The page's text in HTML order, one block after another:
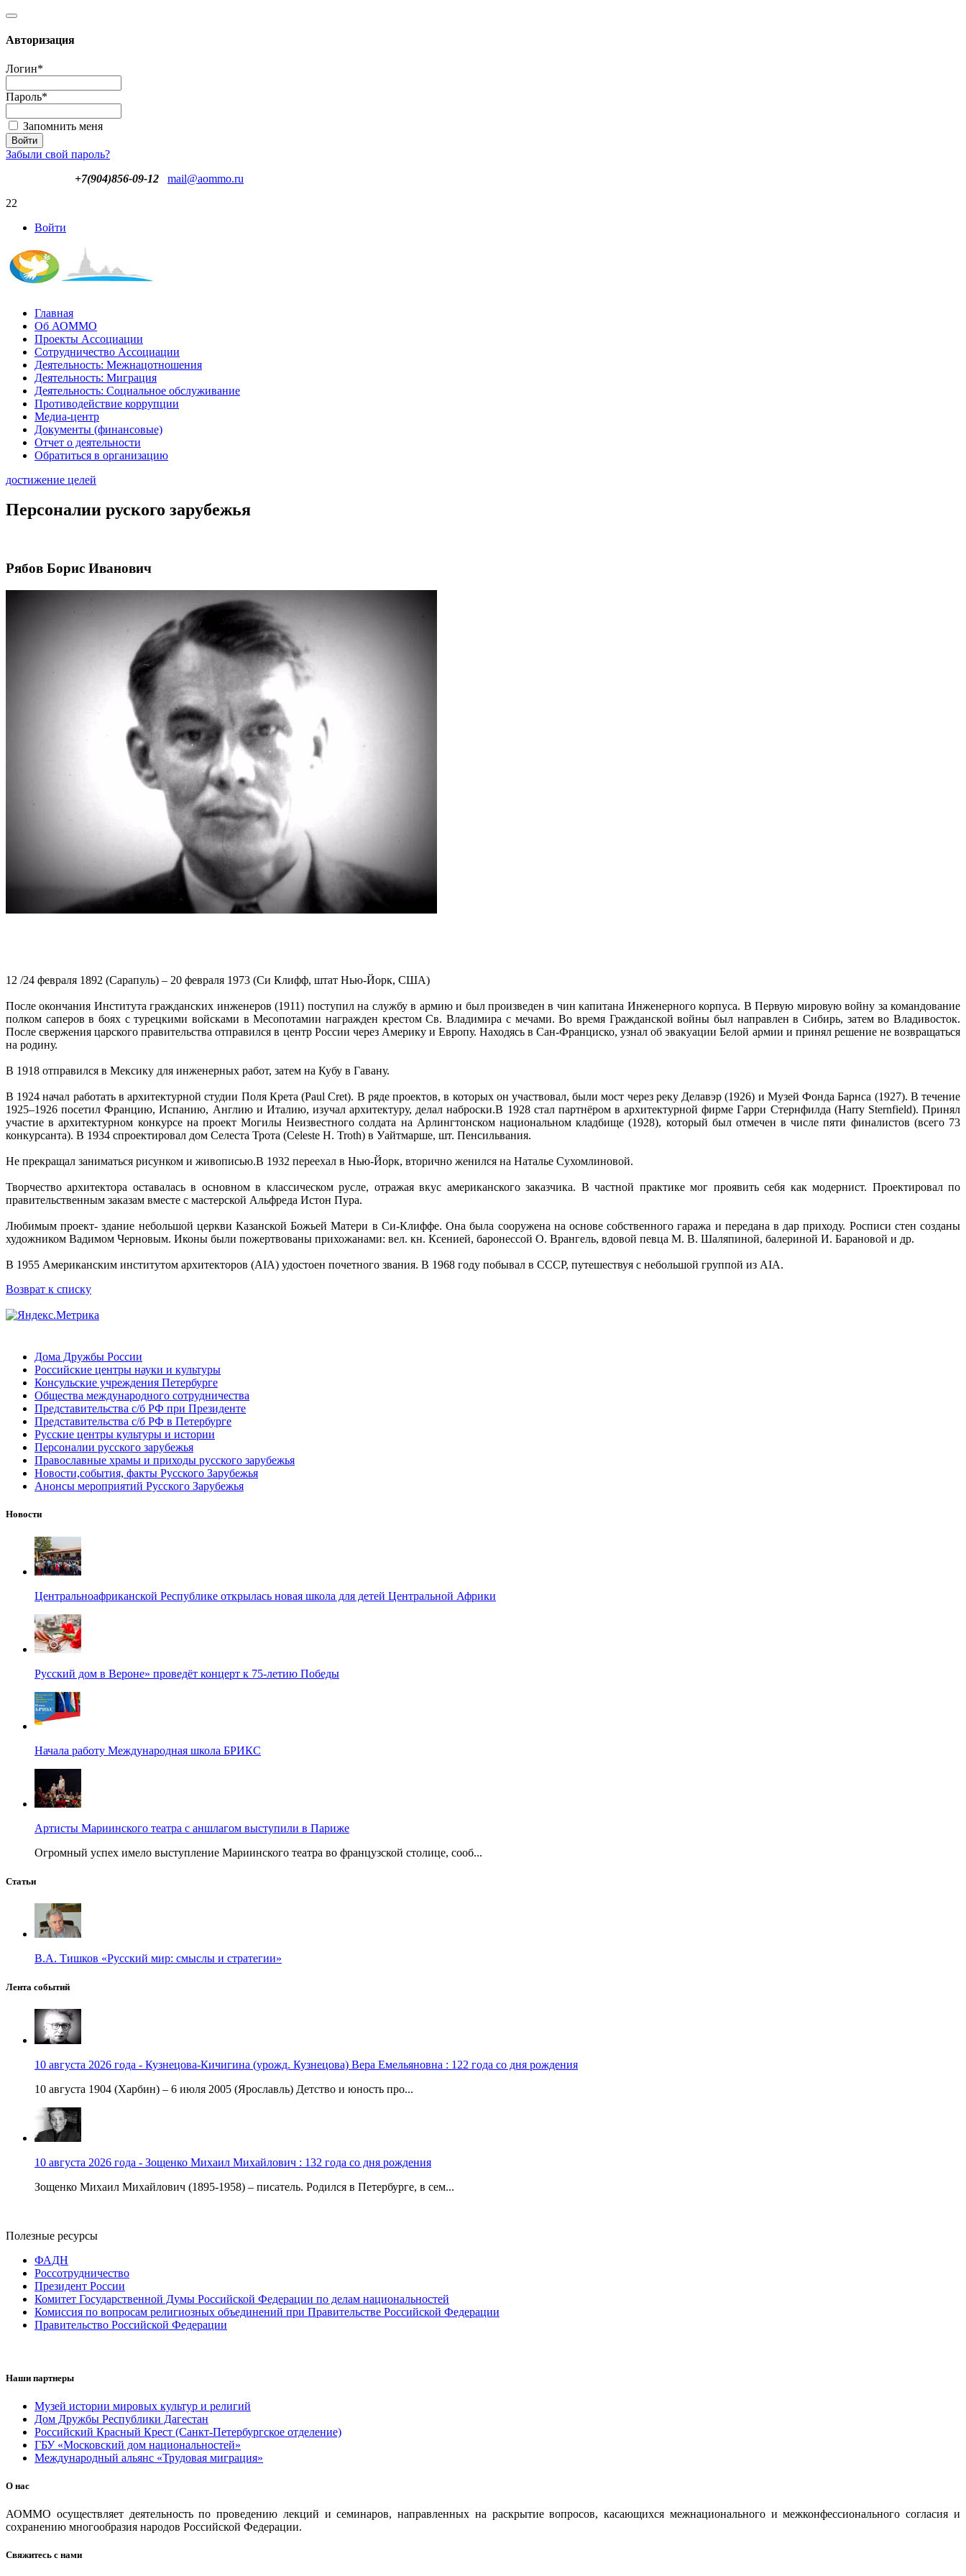
Авторизация
Логин*
Пароль*
Запомнить меня
Забыли свой пароль?
+7(904)856-09-12
mail@aommo.ru
22
Войти
Главная
Об АОММО
Проекты Ассоциации
Сотрудничество Ассоциации
Деятельность: Межнацотношения
Деятельность: Миграция
Деятельность: Социальное обслуживание
Противодействие коррупции
Медиа-центр
Документы (финансовые)
Отчет о деятельности
Обратиться в организацию
достижение целей
Персоналии руского зарубежья
Рябов Борис Иванович
12 /24 февраля 1892 (Сарапуль) – 20 февраля 1973 (Си Клифф, штат Нью-Йорк, США)
После окончания Института гражданских инженеров (1911) поступил на службу в армию и был произведен в чин капитана Инженерного корпуса. В Первую мировую войну за командование
полком саперов в боях с турецкими войсками в Месопотамии награжден крестом Св. Владимира с мечами. Во время Гражданской войны был направлен в Сибирь, затем во Владивосток.
После свержения царского правительства отправился в центр России через Америку и Европу. Находясь в Сан-Франциско, узнал об эвакуации Белой армии и принял решение не возвращаться
на родину.
В 1918 отправился в Мексику для инженерных работ, затем на Кубу в Гавану.
В 1924 начал работать в архитектурной студии Поля Крета (Paul Cret). В ряде проектов, в которых он участвовал, были мост через реку Делавэр (1926) и Музей Фонда Барнса (1927). В течение
1925–1926 посетил Францию, Испанию, Англию и Италию, изучал архитектуру, делал наброски.В 1928 стал партнёром в архитектурной фирме Гарри Стернфилда (Harry Sternfield). Принял
участие в архитектурном конкурсе на проект Могилы Неизвестного солдата на Арлингтонском национальном кладбище (1928), который был отмечен в числе пяти финалистов (всего 73
конкурсанта). В 1934 спроектировал дом Селеста Трота (Celeste H. Troth) в Уайтмарше, шт. Пенсильвания.
Не прекращал заниматься рисунком и живописью.В 1932 переехал в Нью-Йорк, вторично женился на Наталье Сухомлиновой.
Творчество архитектора оставалась в основном в классическом русле, отражая вкус американского заказчика. В частной практике мог проявить себя как модернист. Проектировал по
правительственным заказам вместе с мастерской Альфреда Истон Пура.
Любимым проект- здание небольшой церкви Казанской Божьей Матери в Си-Клиффе. Она была сооружена на основе собственного гаража и передана в дар приходу. Росписи стен созданы
художником Вадимом Черновым. Иконы были пожертвованы прихожанами: вел. кн. Ксенией, баронессой О. Врангель, вдовой певца М. В. Шаляпиной, балериной И. Барановой и др.
В 1955 Американским институтом архитекторов (AIA) удостоен почетного звания. В 1968 году побывал в СССР, путешествуя с небольшой группой из AIA.
Возврат к списку
Дома Дружбы России
Российские центры науки и культуры
Консульские учреждения Петербурге
Общества международного сотрудничества
Представительства с/б РФ при Президенте
Представительства с/б РФ в Петербурге
Русские центры культуры и истории
Персоналии русского зарубежья
Православные храмы и приходы русского зарубежья
Новости,события, факты Русского Зарубежья
Анонсы мероприятий Русского Зарубежья
Новости
Центральноафриканской Республике открылась новая школа для детей Центральной Африки
Русский дом в Вероне» проведёт концерт к 75-летию Победы
Начала работу Международная школа БРИКС
Артисты Мариинского театра с аншлагом выступили в Париже
Огромный успех имело выступление Мариинского театра во французской столице, сооб...
Статьи
В.А. Тишков «Русский мир: смыслы и стратегии»
Лента событий
10 августа 2026 года - Кузнецова-Кичигина (урожд. Кузнецова) Вера Емельяновна : 122 года со дня рождения
10 августа 1904 (Харбин) – 6 июля 2005 (Ярославль) Детство и юность про...
10 августа 2026 года - Зощенко Михаил Михайлович : 132 года со дня рождения
Зощенко Михаил Михайлович (1895-1958) – писатель. Родился в Петербурге, в сем...
Полезные ресурсы
ФАДН
Россотрудничество
Президент России
Комитет Государственной Думы Российской Федерации по делам национальностей
Комиссия по вопросам религиозных объединений при Правительстве Российской Федерации
Правительство Российской Федерации
Наши партнеры
Музей истории мировых культур и религий
Дом Дружбы Республики Дагестан
Российский Красный Крест (Санкт-Петербургское отделение)
ГБУ «Московский дом национальностей»
Международный альянс «Трудовая миграция»
О нас
АОММО осуществляет деятельность по проведению лекций и семинаров, направленных на раскрытие вопросов, касающихся межнационального и межконфессионального согласия и
сохранению многообразия народов Российской Федерации.
Свяжитесь с нами